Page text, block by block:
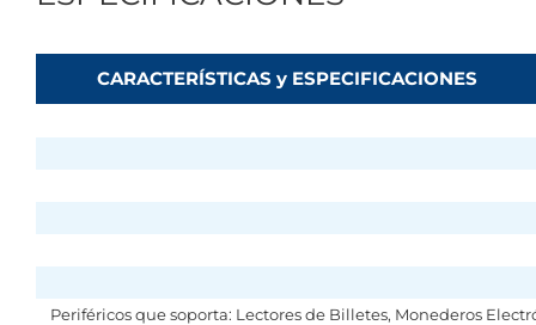
CARACTERÍSTICAS y ESPECIFICACIONES
Periféricos que soporta: Lectores de Billetes, Monederos